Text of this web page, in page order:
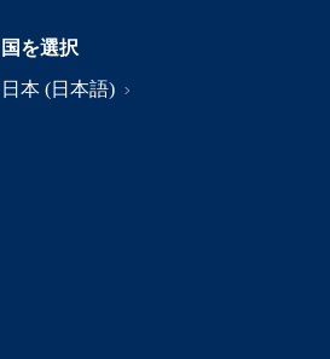
国を選択
日本 (日本語)